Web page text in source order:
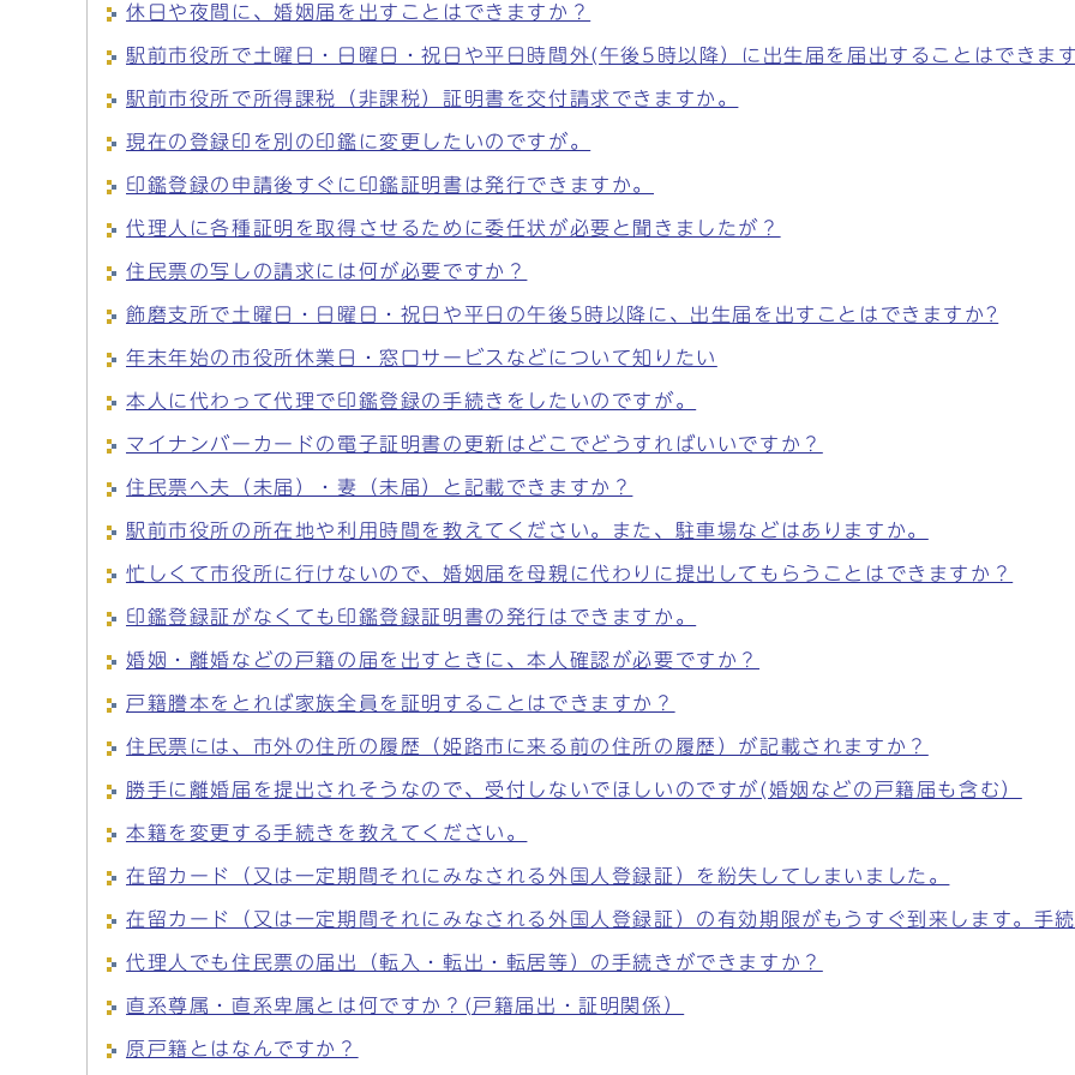
休日や夜間に、婚姻届を出すことはできますか？
駅前市役所で土曜日・日曜日・祝日や平日時間外(午後5時以降）に出生届を届出することはできま
駅前市役所で所得課税（非課税）証明書を交付請求できますか。
現在の登録印を別の印鑑に変更したいのですが。
印鑑登録の申請後すぐに印鑑証明書は発行できますか。
代理人に各種証明を取得させるために委任状が必要と聞きましたが？
住民票の写しの請求には何が必要ですか？
飾磨支所で土曜日・日曜日・祝日や平日の午後5時以降に、出生届を出すことはできますか?
年末年始の市役所休業日・窓口サービスなどについて知りたい
本人に代わって代理で印鑑登録の手続きをしたいのですが。
マイナンバーカードの電子証明書の更新はどこでどうすればいいですか？
住民票へ夫（未届）・妻（未届）と記載できますか？
駅前市役所の所在地や利用時間を教えてください。また、駐車場などはありますか。
忙しくて市役所に行けないので、婚姻届を母親に代わりに提出してもらうことはできますか？
印鑑登録証がなくても印鑑登録証明書の発行はできますか。
婚姻・離婚などの戸籍の届を出すときに、本人確認が必要ですか？
戸籍謄本をとれば家族全員を証明することはできますか？
住民票には、市外の住所の履歴（姫路市に来る前の住所の履歴）が記載されますか？
勝手に離婚届を提出されそうなので、受付しないでほしいのですが(婚姻などの戸籍届も含む）
本籍を変更する手続きを教えてください。
在留カード（又は一定期間それにみなされる外国人登録証）を紛失してしまいました。
在留カード（又は一定期間それにみなされる外国人登録証）の有効期限がもうすぐ到来します。手
代理人でも住民票の届出（転入・転出・転居等）の手続きができますか？
直系尊属・直系卑属とは何ですか？(戸籍届出・証明関係）
原戸籍とはなんですか？